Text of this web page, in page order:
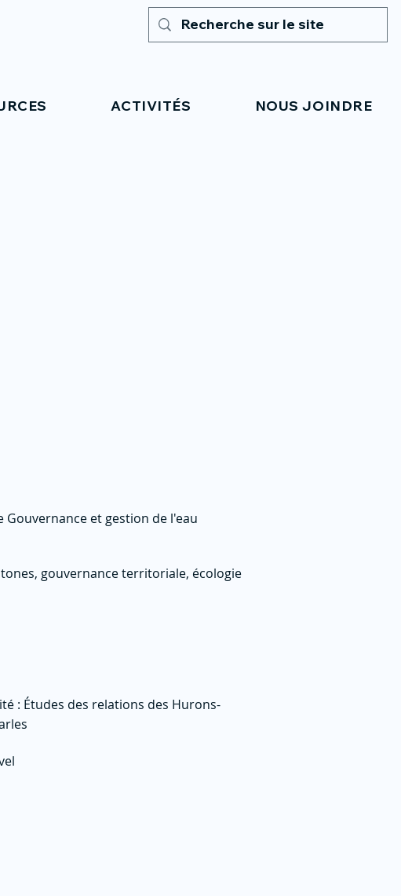
ACTIVITÉS NOUS JOINDRE
Gouvernance et gestion de l'eau
gouvernance territoriale, écologie
: Études des relations des Hurons-